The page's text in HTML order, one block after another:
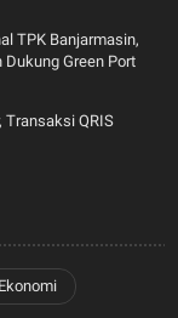
TPK Banjarmasin,
Green Port
Transaksi QRIS
Ekonomi